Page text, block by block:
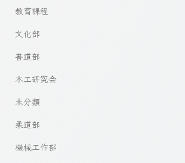
教育課程
文化部
書道部
木工研究会
未分類
柔道部
機械工作部